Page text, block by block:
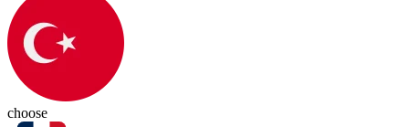
choose